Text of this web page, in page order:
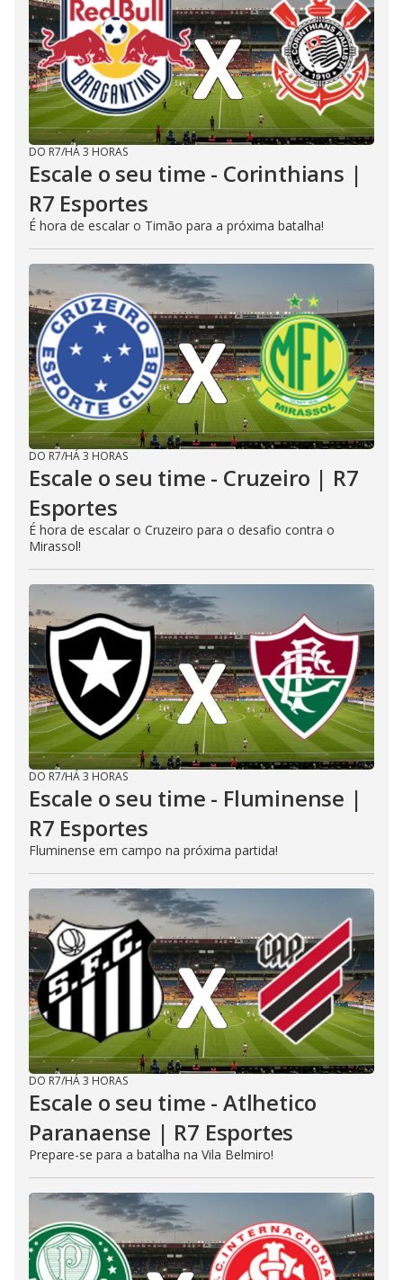
DO R7/HÁ 3 HORAS
Escale o seu time - Corinthians |
R7 Esportes
É hora de escalar o Timão para a próxima batalha!
DO R7/HÁ 3 HORAS
Escale o seu time - Cruzeiro | R7
Esportes
É hora de escalar o Cruzeiro para o desafio contra o
Mirassol!
DO R7/HÁ 3 HORAS
Escale o seu time - Fluminense |
R7 Esportes
Fluminense em campo na próxima partida!
DO R7/HÁ 3 HORAS
Escale o seu time - Atlhetico
Paranaense | R7 Esportes
Prepare-se para a batalha na Vila Belmiro!